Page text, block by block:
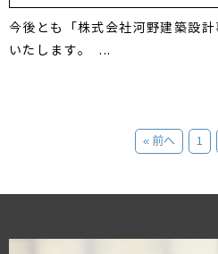
今後とも「株式会社河野建築設
いたします。 ...
« 前へ 1